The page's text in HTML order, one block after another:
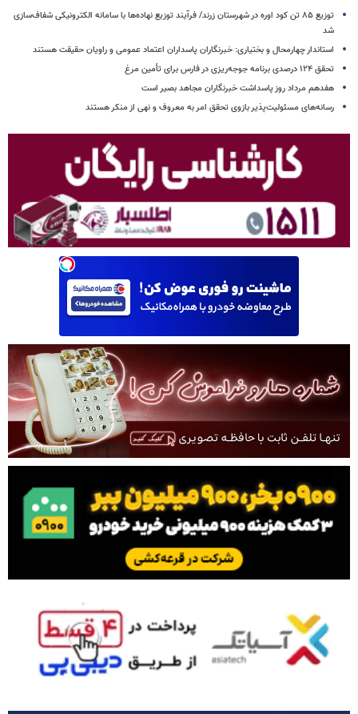
توزیع ۸۵ تن کود اوره در شهرستان زرند/ فرآیند توزیع نهاده‌ها با سامانه الکترونیکی شفاف‌سازی
شد
استاندار چهارمحال و بختیاری: خبرنگاران پاسداران اعتماد عمومی و راویان حقیقت‌ هستند
تحقق ۱۲۴ درصدی برنامه جوجه‌ریزی در فارس برای تأمین مرغ
هفدهم مرداد روز پاسداشت خبرنگاران مجاهد بصیر است
رسانه‌های مسئولیت‌پذیر بازوی تحقق امر به معروف و نهی از منکر هستند